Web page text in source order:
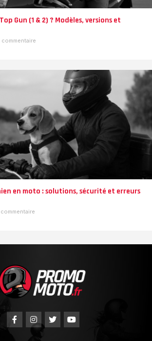
Gun (1 & 2) ? Modèles, versions et
en moto : solutions, sécurité et erreurs